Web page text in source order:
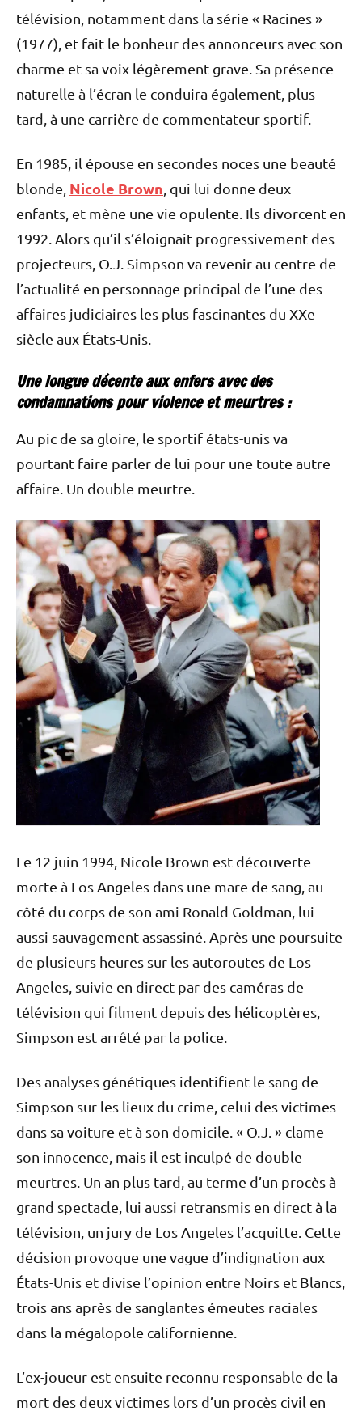
télévision, notamment dans la série « Racines »
(1977), et fait le bonheur des annonceurs avec son
charme et sa voix légèrement grave. Sa présence
naturelle à l’écran le conduira également, plus
tard, à une carrière de commentateur sportif.
En 1985, il épouse en secondes noces une beauté
blonde, Nicole Brown , qui lui donne deux
enfants, et mène une vie opulente. Ils divorcent en
1992. Alors qu’il s’éloignait progressivement des
projecteurs, O.J. Simpson va revenir au centre de
l’actualité en personnage principal de l’une des
affaires judiciaires les plus fascinantes du XXe
siècle aux États-Unis.
Une longue décente aux enfers avec des
condamnations pour violence et meurtres :
Au pic de sa gloire, le sportif états-unis va
pourtant faire parler de lui pour une toute autre
affaire. Un double meurtre.
Le 12 juin 1994, Nicole Brown est découverte
morte à Los Angeles dans une mare de sang, au
côté du corps de son ami Ronald Goldman, lui
aussi sauvagement assassiné. Après une poursuite
de plusieurs heures sur les autoroutes de Los
Angeles, suivie en direct par des caméras de
télévision qui filment depuis des hélicoptères,
Simpson est arrêté par la police.
Des analyses génétiques identifient le sang de
Simpson sur les lieux du crime, celui des victimes
dans sa voiture et à son domicile. « O.J. » clame
son innocence, mais il est inculpé de double
meurtres. Un an plus tard, au terme d’un procès à
grand spectacle, lui aussi retransmis en direct à la
télévision, un jury de Los Angeles l’acquitte. Cette
décision provoque une vague d’indignation aux
États-Unis et divise l’opinion entre Noirs et Blancs,
trois ans après de sanglantes émeutes raciales
dans la mégalopole californienne.
L’ex-joueur est ensuite reconnu responsable de la
mort des deux victimes lors d’un procès civil en